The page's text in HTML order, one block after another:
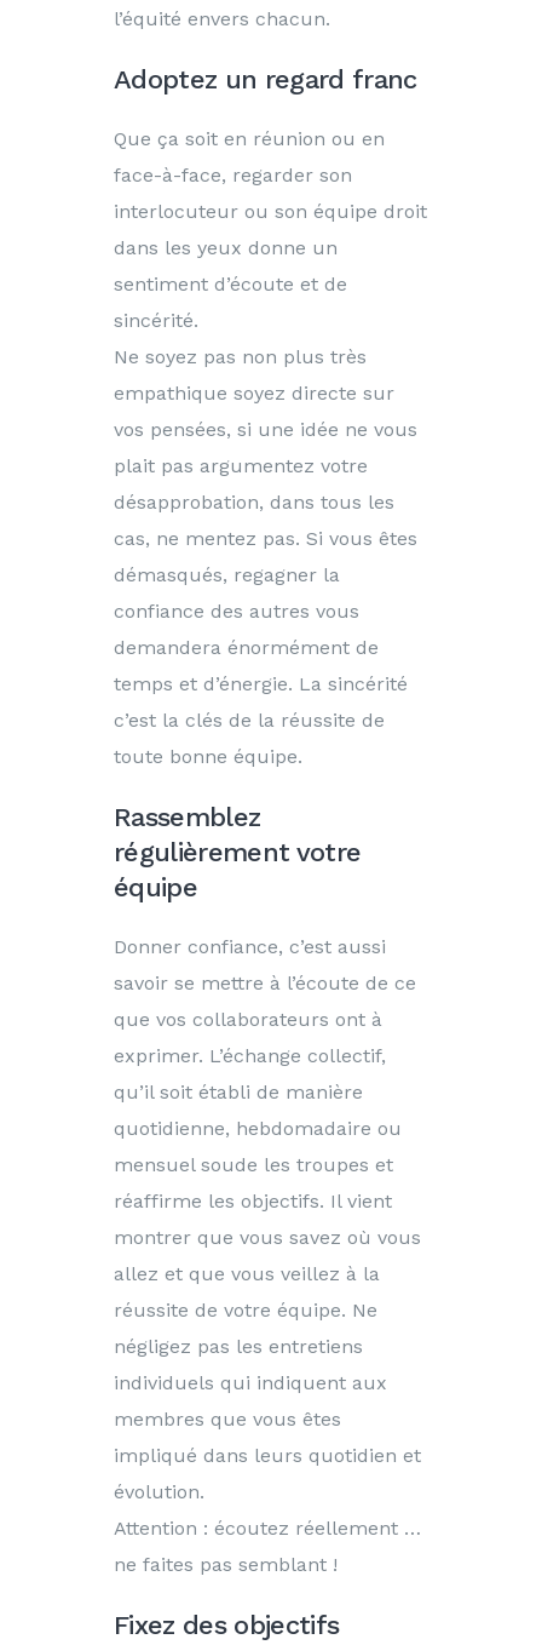
l’équité envers chacun.
Adoptez un regard franc
Que ça soit en réunion ou en
face-à-face, regarder son
interlocuteur ou son équipe droit
dans les yeux donne un
sentiment d’écoute et de
sincérité.
Ne soyez pas non plus très
empathique soyez directe sur
vos pensées, si une idée ne vous
plait pas argumentez votre
désapprobation, dans tous les
cas, ne mentez pas. Si vous êtes
démasqués, regagner la
confiance des autres vous
demandera énormément de
temps et d’énergie. La sincérité
c’est la clés de la réussite de
toute bonne équipe.
Rassemblez
régulièrement votre
équipe
Donner confiance, c’est aussi
savoir se mettre à l’écoute de ce
que vos collaborateurs ont à
exprimer. L’échange collectif,
qu’il soit établi de manière
quotidienne, hebdomadaire ou
mensuel soude les troupes et
réaffirme les objectifs. Il vient
montrer que vous savez où vous
allez et que vous veillez à la
réussite de votre équipe. Ne
négligez pas les entretiens
individuels qui indiquent aux
membres que vous êtes
impliqué dans leurs quotidien et
évolution.
Attention : écoutez réellement …
ne faites pas semblant !
Fixez des objectifs